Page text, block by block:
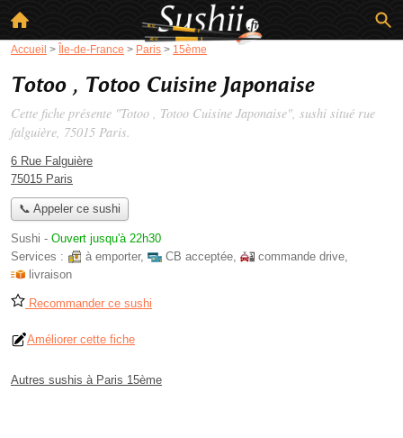
Accueil > Île-de-France > Paris > 15ème
Totoo , Totoo Cuisine Japonaise
Cette fiche présente "Totoo , Totoo Cuisine Japonaise", sushi situé rue
falguière, 75015 Paris.
6 Rue Falguière
75015 Paris
📞 Appeler ce sushi
Sushi - Ouvert jusqu'à 22h30
Services :
à emporter, CB acceptée, commande drive,
livraison
Recommander ce sushi
Améliorer cette fiche
Autres sushis à Paris 15ème